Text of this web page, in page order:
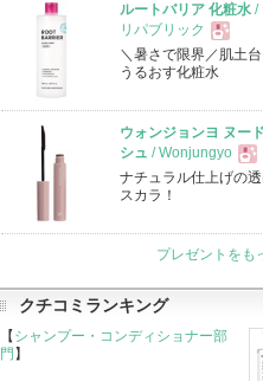
ルートバリア 化粧水 /
リパブリック
現
品
＼暑さで限界／肌土
うるおす化粧水
ウォンジョンヨ ヌー
シュ / Wonjungyo
現
品
ナチュラル仕上げの
スカラ！
プレゼントをも
クチコミランキング
【 シャンプー・コンディショナー部
門 】